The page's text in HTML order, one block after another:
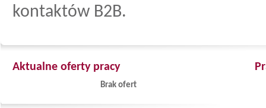
kontaktów B2B.
Aktualne oferty pracy
Brak ofert